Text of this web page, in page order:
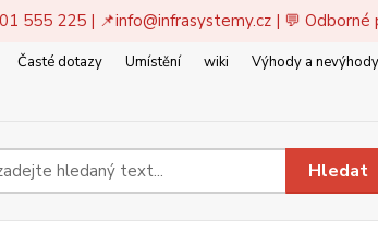
555 225 | 📌info@infrasystemy.cz| 💬 Odborné
Časté dotazy Umístění wiki Výhody a nevýhody
Hledat